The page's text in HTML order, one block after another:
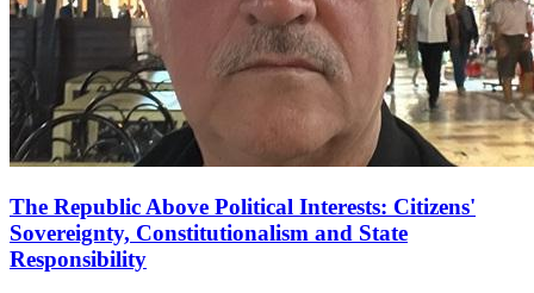
The Republic Above Political Interests: Citizens'
Sovereignty, Constitutionalism and State
Responsibility